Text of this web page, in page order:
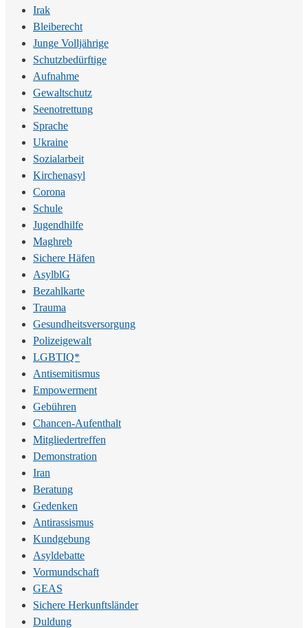
Irak
Bleiberecht
Junge Volljährige
Schutzbedürftige
Aufnahme
Gewaltschutz
Seenotrettung
Sprache
Ukraine
Sozialarbeit
Kirchenasyl
Corona
Schule
Jugendhilfe
Maghreb
Sichere Häfen
AsylblG
Bezahlkarte
Trauma
Gesundheitsversorgung
Polizeigewalt
LGBTIQ*
Antisemitismus
Empowerment
Gebühren
Chancen-Aufenthalt
Mitgliedertreffen
Demonstration
Iran
Beratung
Gedenken
Antirassismus
Kundgebung
Asyldebatte
Vormundschaft
GEAS
Sichere Herkunftsländer
Duldung